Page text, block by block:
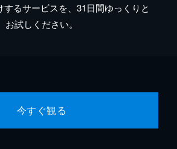
するサービスを、31日間ゆっくりと
お試しください。
今すぐ観る